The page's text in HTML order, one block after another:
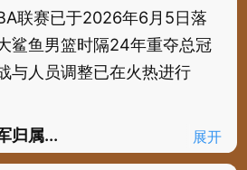
联赛已于2026年6月5日落
鲨鱼男篮时隔24年重夺总冠
与人员调整已在火热进行
军归属...
展开